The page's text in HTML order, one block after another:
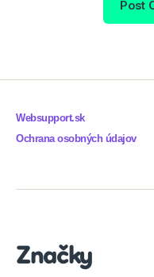
Websupport.sk
Ochrana osobných údajov
Značky